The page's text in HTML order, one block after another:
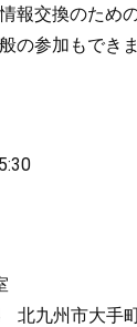
報交換のため
の参加もでき
北九州市大手